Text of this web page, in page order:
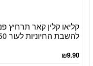
קליאו קלין קאר תרחיץ
להשבת החיוניות לעור 150 מ”ל
₪9.90